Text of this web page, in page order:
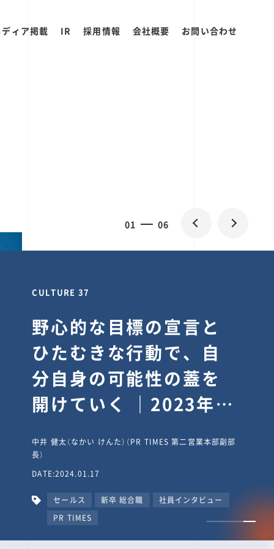
ィア掲載 IR 採用情報 会社概要 お問い合わせ
01 06